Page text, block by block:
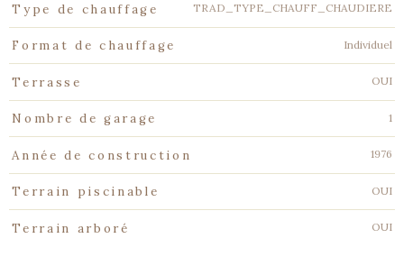
Type de chauffage TRAD_TYPE_CHAUFF_CHAUDIERE
Format de chauffage Individuel
Terrasse OUI
Nombre de garage 1
Année de construction 1976
Terrain piscinable OUI
Terrain arboré OUI